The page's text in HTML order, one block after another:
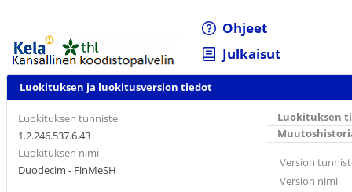
Ohjeet
Julkaisut
Luokituksen ja luokitusversion tiedot
Luokituksen tunniste
1.2.246.537.6.43
Luokituksen nimi
Duodecim - FinMeSH
Luokituksen
Version
Version nimi